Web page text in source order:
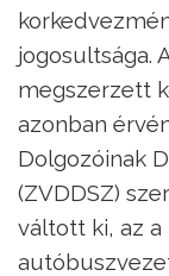
jogosultsága.
megszerzett
azonban
Dolgozóinak
(ZVDDSZ)
váltott ki, az a